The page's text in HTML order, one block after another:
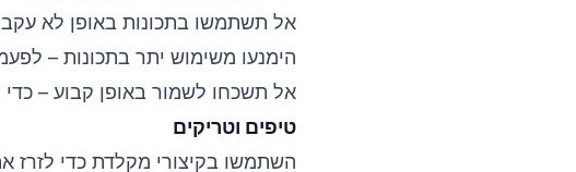
אל תשתמשו בתכונות באופן לא
הימנעו משימוש יתר בתכונות –
אל תשכחו לשמור באופן קבוע – כדי
טיפים וטריקים
השתמשו בקיצורי מקלדת כדי לזרז